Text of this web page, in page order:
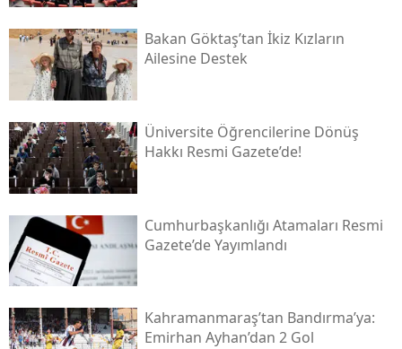
Bakan Göktaş’tan İkiz Kızların
Ailesine Destek
Üniversite Öğrencilerine Dönüş
Hakkı Resmi Gazete’de!
Cumhurbaşkanlığı Atamaları Resmi
Gazete’de Yayımlandı
Kahramanmaraş’tan Bandırma’ya:
Emirhan Ayhan’dan 2 Gol